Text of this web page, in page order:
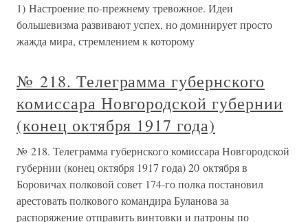
1) Настроение по-прежнему тревожное. Идеи
большевизма развивают успех, но доминирует просто
жажда мира, стремлением к которому
№ 218. Телеграмма губернского
комиссара Новгородской губернии
(конец октября 1917 года)
№ 218. Телеграмма губернского комиссара Новгородской
губернии (конец октября 1917 года) 20 октября в
Боровичах полковой совет 174-го полка постановил
арестовать полкового командира Буланова за
распоряжение отправить винтовки и патроны по